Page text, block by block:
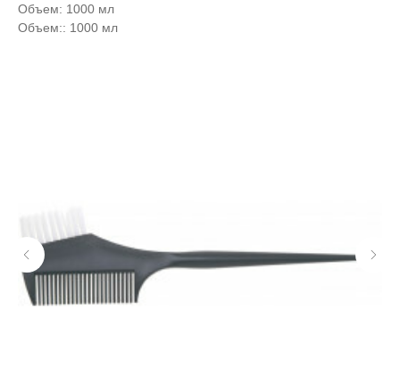
Объем: 1000 мл
Объем:: 1000 мл